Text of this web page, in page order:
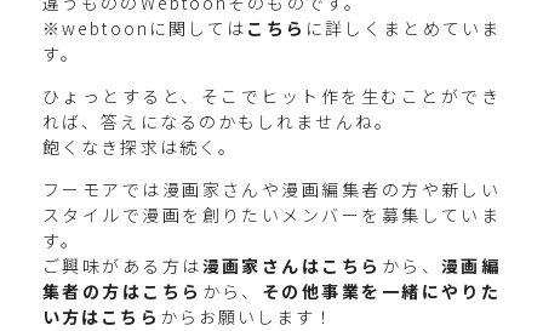
※webtoonに関しては こちら に詳しくまとめていま
す。
ひょっとすると、そこでヒット作を生むことができ
れば、答えになるのかもしれませんね。
飽くなき探求は続く。
フーモアでは漫画家さんや漫画編集者の方や新しい
スタイルで漫画を創りたいメンバーを募集していま
す。
ご興味がある方は漫画家さんはこちら から、 漫画編
集者の方はこちら から、 その他事業を一緒にやりた
い方はこちら からお願いします！